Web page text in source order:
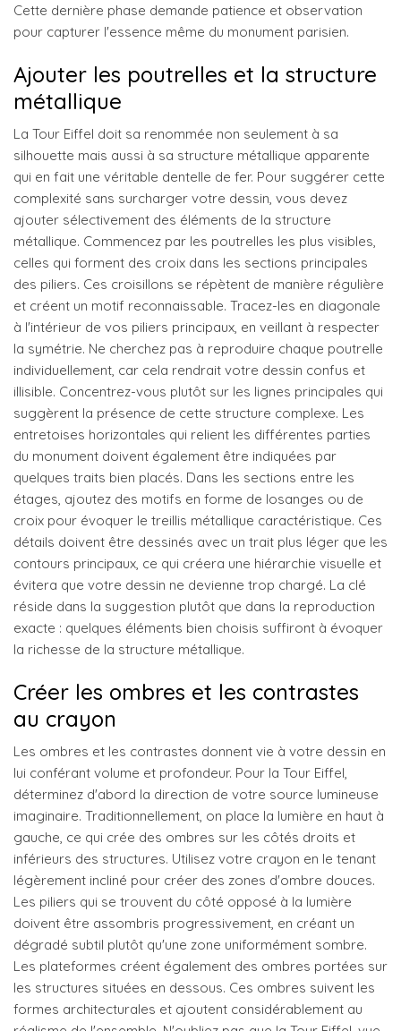
Cette dernière phase demande patience et observation
pour capturer l'essence même du monument parisien.
Ajouter les poutrelles et la structure
métallique
La Tour Eiffel doit sa renommée non seulement à sa
silhouette mais aussi à sa structure métallique apparente
qui en fait une véritable dentelle de fer. Pour suggérer cette
complexité sans surcharger votre dessin, vous devez
ajouter sélectivement des éléments de la structure
métallique. Commencez par les poutrelles les plus visibles,
celles qui forment des croix dans les sections principales
des piliers. Ces croisillons se répètent de manière régulière
et créent un motif reconnaissable. Tracez-les en diagonale
à l'intérieur de vos piliers principaux, en veillant à respecter
la symétrie. Ne cherchez pas à reproduire chaque poutrelle
individuellement, car cela rendrait votre dessin confus et
illisible. Concentrez-vous plutôt sur les lignes principales qui
suggèrent la présence de cette structure complexe. Les
entretoises horizontales qui relient les différentes parties
du monument doivent également être indiquées par
quelques traits bien placés. Dans les sections entre les
étages, ajoutez des motifs en forme de losanges ou de
croix pour évoquer le treillis métallique caractéristique. Ces
détails doivent être dessinés avec un trait plus léger que les
contours principaux, ce qui créera une hiérarchie visuelle et
évitera que votre dessin ne devienne trop chargé. La clé
réside dans la suggestion plutôt que dans la reproduction
exacte : quelques éléments bien choisis suffiront à évoquer
la richesse de la structure métallique.
Créer les ombres et les contrastes
au crayon
Les ombres et les contrastes donnent vie à votre dessin en
lui conférant volume et profondeur. Pour la Tour Eiffel,
déterminez d'abord la direction de votre source lumineuse
imaginaire. Traditionnellement, on place la lumière en haut à
gauche, ce qui crée des ombres sur les côtés droits et
inférieurs des structures. Utilisez votre crayon en le tenant
légèrement incliné pour créer des zones d'ombre douces.
Les piliers qui se trouvent du côté opposé à la lumière
doivent être assombris progressivement, en créant un
dégradé subtil plutôt qu'une zone uniformément sombre.
Les plateformes créent également des ombres portées sur
les structures situées en dessous. Ces ombres suivent les
formes architecturales et ajoutent considérablement au